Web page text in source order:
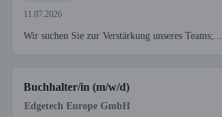
11.07.2026
Wir suchen Sie zur Verstärkung unseres Teams;...
Buchhalter/in (m/w/d)
Edgetech Europe GmbH